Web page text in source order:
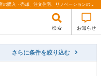
豊崎 ｜関西（大阪・北摂・神戸）・関東（東京）で不動産の購入・売却、注文住宅、リノベーションの事なら株式会社ハウスコミュニケーション
検索 お知らせ
さらに条件を絞り込む